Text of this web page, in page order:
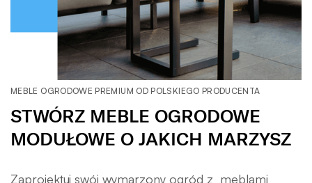
MEBLE OGRODOWE PREMIUM OD POLSKIEGO PRODUCENTA
STWÓRZ MEBLE OGRODOWE
MODUŁOWE O JAKICH MARZYSZ
Zaprojektuj swój wymarzony ogród z meblami